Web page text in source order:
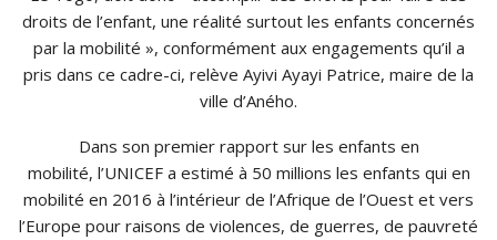
droits de l’enfant, une réalité surtout les enfants concernés
par la mobilité », conformément aux engagements qu’il a
pris dans ce cadre-ci, relève Ayivi Ayayi Patrice, maire de la
ville d’Aného.
Dans son premier rapport sur les enfants en
mobilité, l’UNICEF a estimé à 50 millions les enfants qui en
mobilité en 2016 à l’intérieur de l’Afrique de l’Ouest et vers
l’Europe pour raisons de violences, de guerres, de pauvreté